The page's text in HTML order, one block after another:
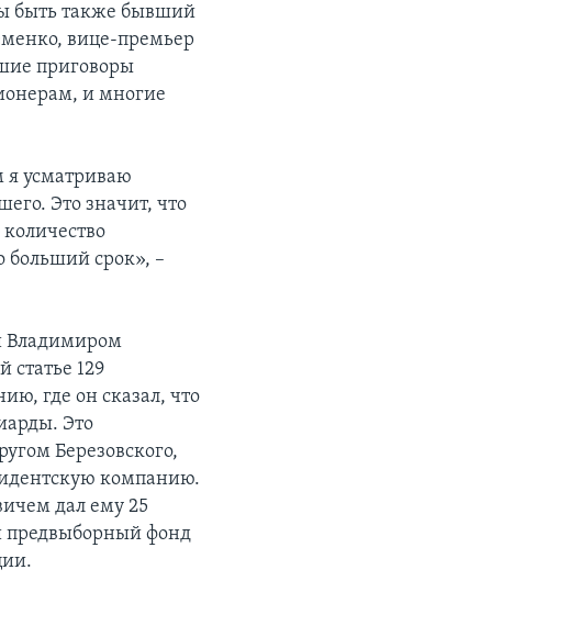
быть также бывший
вице-премьер
приговоры
и многие
я усматриваю
Это значит, что
больший срок», –
Владимиром
129
где он сказал, что
Это
Березовского,
компанию.
дал ему 25
предвыборный фонд